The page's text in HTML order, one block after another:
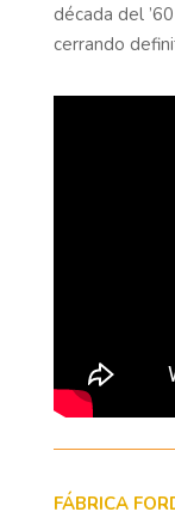
década del
cerrando
FÁBRICA